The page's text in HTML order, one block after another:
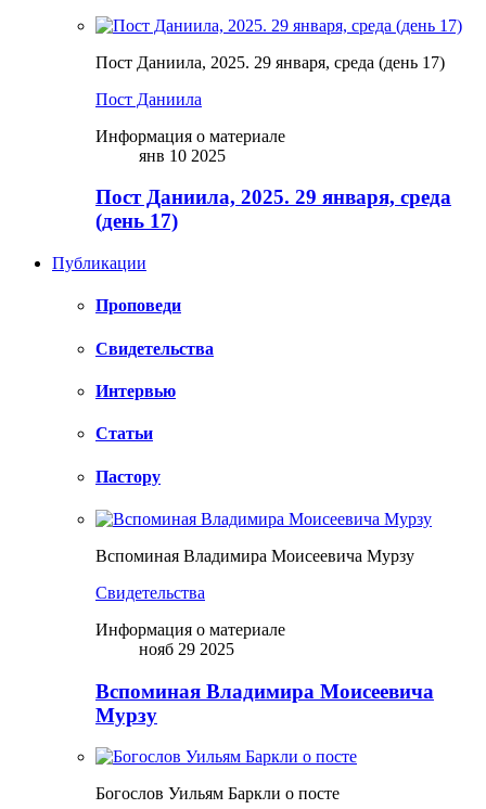
Пост Даниила, 2025. 29 января, среда (день 17)
Пост Даниила
Информация о материале
янв 10 2025
Пост Даниила, 2025. 29 января, среда
(день 17)
Публикации
Проповеди
Свидетельства
Интервью
Статьи
Пастору
Вспоминая Владимира Моисеевича Мурзу
Свидетельства
Информация о материале
нояб 29 2025
Вспоминая Владимира Моисеевича
Мурзу
Богослов Уильям Баркли о посте